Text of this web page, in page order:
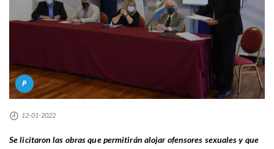
P
12-01-2022
Se licitaron las obras que permitirán alojar ofensores sexuales y que